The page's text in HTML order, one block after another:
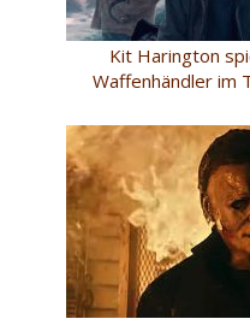
Kit Harington
Waffenhändler im